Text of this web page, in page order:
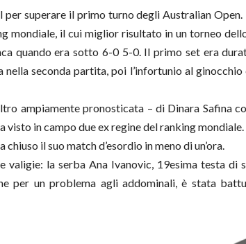
superare il primo turno degli Australian Open.
mondiale, il cui miglior risultato in un torneo
quando era sotto 6-0 5-0. Il primo set era
nella seconda partita, poi l’infortunio al
ampiamente pronosticata – di Dinara Safina
in campo due ex regine del ranking
il suo match d’esordio in meno di un’ora.
valigie: la serba Ana Ivanovic, 19esima testa di
per un problema agli addominali, è stata